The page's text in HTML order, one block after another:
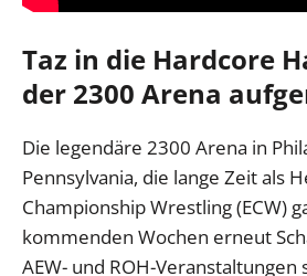
Taz in die Hardcore
der 2300 Arena
Die legendäre 2300 Arena in
Pennsylvania, die lange Zeit als
Championship Wrestling (ECW)
kommenden Wochen erneut
AEW- und ROH-Veranstaltungen